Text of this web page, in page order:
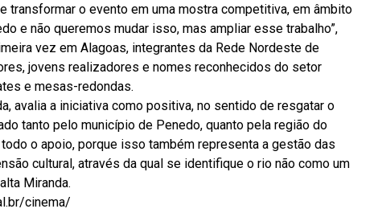
transformar o evento em uma mostra competitiva, em âmbito
e não queremos mudar isso, mas ampliar esse trabalho”,
vez em Alagoas, integrantes da Rede Nordeste de
jovens realizadores e nomes reconhecidos do setor
e mesas-redondas.
avalia a iniciativa como positiva, no sentido de resgatar o
tanto pelo município de Penedo, quanto pela região do
o apoio, porque isso também representa a gestão das
cultural, através da qual se identifique o rio não como um
Miranda.
cinema/